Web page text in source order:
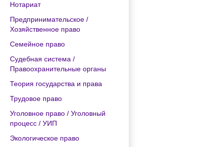
Нотариат
Предпринимательское /
Хозяйственное право
Семейное право
Судебная система /
Правоохранительные органы
Теория государства и права
Трудовое право
Уголовное право / Уголовный
процесс / УИП
Экологическое право